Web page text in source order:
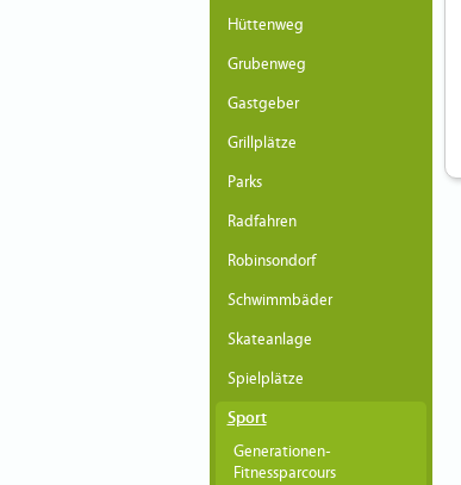
Hüttenweg
Grubenweg
Gastgeber
Grillplätze
Parks
Radfahren
Robinsondorf
Schwimmbäder
Skateanlage
Spielplätze
Sport
Generationen-
Fitnessparcours